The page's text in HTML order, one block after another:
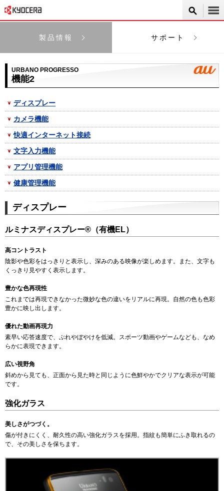
製品情報 サポート
URBANO PROGRESSO
機能2
ディスプレー
カメラ機能
快適インターネット接続
文字入力機能
アプリ管理機能
健康管理機能
ディスプレー
ルミナスディスプレー®（有機EL）
高コントラスト
陰影や色彩をはっきりと表示し、深みのある映像が楽しめます。また、文字も
くっきり見やすく表示します。
豊かな色再現性
これまでは再現できなかった微妙な色の違いをリアルに再現。自然の色も色彩
豊かに映し出します。
優れた動画再現力
素早い応答速度で、ぶれやぼやけを低減。スポーツ動画やゲームなども、なめ
らかに表現できます。
広い視野角
斜めから見ても、正面から見た時と同じように色鮮やかでクリアな表示が可能
です。
強化ガラス
美しさがつづく。
傷が付きにくく、耐久性の高い強化ガラスを採用。指紋も簡単にふき取れるの
で、その美しさを保ちます。